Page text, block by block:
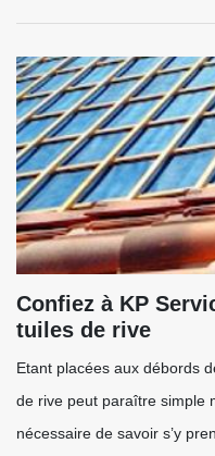
Confiez à KP
tuiles de rive
Etant placées aux débords
de rive peut paraître simple
nécessaire de savoir s’y